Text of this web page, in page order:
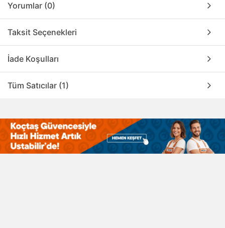
Yorumlar (0)
Taksit Seçenekleri
İade Koşulları
Tüm Satıcılar (1)